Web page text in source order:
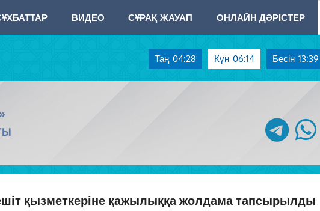
ВИДЕО СҰРАҚ-ЖАУАП ОНЛАЙН ДӘРІСТЕР
Таң 04:28 Күн 06:14 Бесін 13:39
telegram
қызметкеріне қажылыққа жолдама тапсырылды